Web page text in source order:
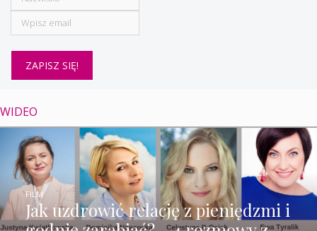
WIDEO
Jak uzdrowić relację z pieniędzmi i
FILM